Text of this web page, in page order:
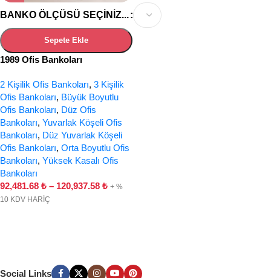
BANKO ÖLÇÜSÜ SEÇINIZ...
Sepete Ekle
1989 Ofis Bankoları
2 Kişilik Ofis Bankoları, 3 Kişilik
Ofis Bankoları, Büyük Boyutlu
Ofis Bankoları, Düz Ofis
Bankoları, Yuvarlak Köşeli Ofis
Bankoları, Düz Yuvarlak Köşeli
Ofis Bankoları, Orta Boyutlu Ofis
Bankoları, Yüksek Kasalı Ofis
Bankoları
92,481.68 ₺ – 120,937.58 ₺ + %
10 KDV HARİÇ
Social Links